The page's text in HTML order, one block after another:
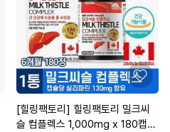
[힐링팩토리] 힐링팩토리 밀크씨
슬 컴플렉스 1,000mg x 180캡슐